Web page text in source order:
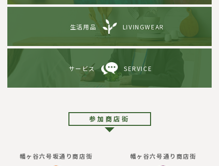
生活用品 LIVINGWEAR
サービス SERVICE
参加商店街
幡ヶ谷六号坂通り商店街 幡ヶ谷六号通り商店街